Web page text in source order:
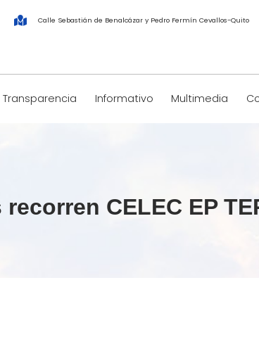
Calle Sebastián de Benalcázar y Pedro Fermín Cevallos-Quito
Transparencia Informativo Multimedia
CELEC EP